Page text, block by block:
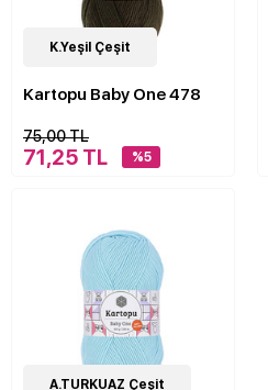
4Çeşit
K.Yeşil Çeşit
Kartopu Baby One 478
75,00 TL
71,25 TL %5
4Çeşit
A.TURKUAZ Çeşit